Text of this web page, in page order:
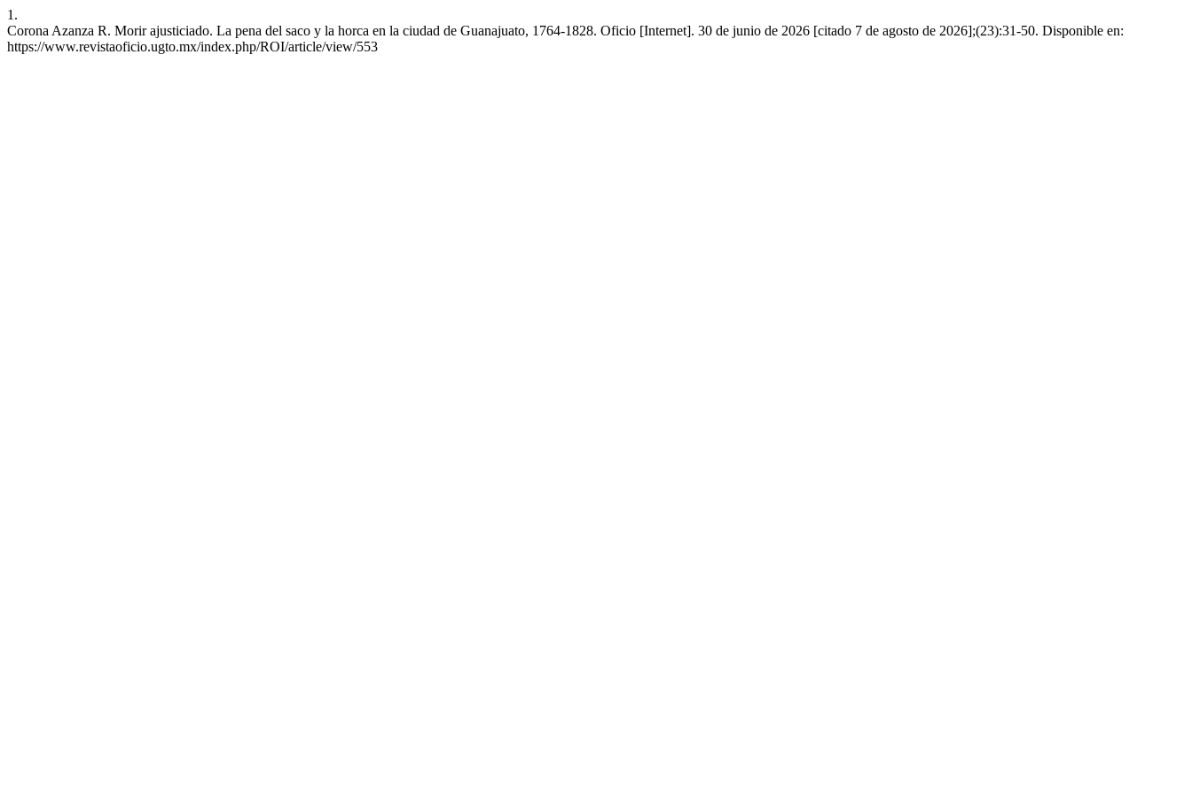
1.
Corona Azanza R. Morir ajusticiado. La pena del saco y la horca en la ciudad de Guanajuato, 1764-1828. Oficio [Internet]. 30 de junio de 2026 [citado 7 de agosto de 2026];(23):31-50. Disponible en:
https://www.revistaoficio.ugto.mx/index.php/ROI/article/view/553